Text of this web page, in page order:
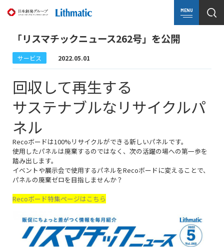
MENU
「リスマチックニュース262号」を公開
サービス 2022.05.01
回収して再生する
サステナブルなリサイクルパ
ネル
Recoボードは100%リサイクルができる新しいパネルです。
使用したパネルは廃棄するのではなく、次の活躍の場への第一歩を
踏み出します。
イベントや展示会で使用するパネルをRecoボードに変えることで、
パネルの廃棄ゼロを目指しませんか？
Recoボード特集ページはこちら